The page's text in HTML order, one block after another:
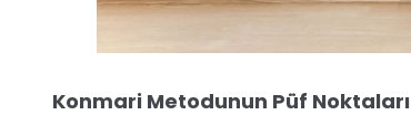
Konmari Metodunun Püf Noktaları